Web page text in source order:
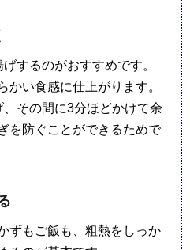
するのがおすすめです。
かい食感に仕上がります。
その間に3分ほどかけて余
を防ぐことができるためで
ずもご飯も、粗熱をしっか